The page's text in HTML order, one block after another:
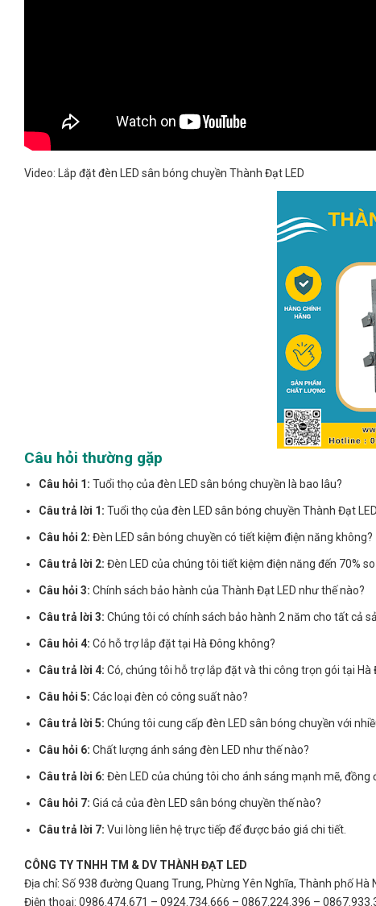
Video: Lắp đặt đèn LED sân bóng chuyền Thành Đạt LED
Câu hỏi thường gặp
Câu hỏi 1: Tuổi thọ của đèn LED sân bóng chuyền là bao lâu?
Câu trả lời 1: Tuổi thọ của đèn LED sân bóng chuyền Thành Đạt
Câu hỏi 2: Đèn LED sân bóng chuyền có tiết kiệm điện năng không?
Câu trả lời 2: Đèn LED của chúng tôi tiết kiệm điện năng đến 70%
Câu hỏi 3: Chính sách bảo hành của Thành Đạt LED như thế nào?
Câu trả lời 3: Chúng tôi có chính sách bảo hành 2 năm cho tất cả
Câu hỏi 4: Có hỗ trợ lắp đặt tại Hà Đông không?
Câu trả lời 4: Có, chúng tôi hỗ trợ lắp đặt và thi công trọn gói tại Hà
Câu hỏi 5: Các loại đèn có công suất nào?
Câu trả lời 5: Chúng tôi cung cấp đèn LED sân bóng chuyền với
Câu hỏi 6: Chất lượng ánh sáng đèn LED như thế nào?
Câu trả lời 6: Đèn LED của chúng tôi cho ánh sáng mạnh mẽ,
Câu hỏi 7: Giá cả của đèn LED sân bóng chuyền thế nào?
Câu trả lời 7: Vui lòng liên hệ trực tiếp để được báo giá chi tiết.
CÔNG TY TNHH TM & DV THÀNH ĐẠT LED
Địa chỉ: Số 938 đường Quang Trung, Phừng Yên Nghĩa, Thành phố Hà
Điện thoại: 0986.474.671 – 0924.734.666 – 0867.224.396 –